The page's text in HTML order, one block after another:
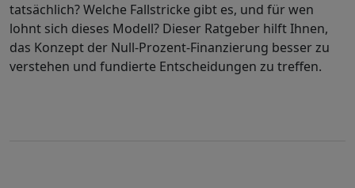
tatsächlich? Welche Fallstricke gibt es, und für wen
lohnt sich dieses Modell? Dieser Ratgeber hilft Ihnen,
das Konzept der Null-Prozent-Finanzierung besser zu
verstehen und fundierte Entscheidungen zu treffen.